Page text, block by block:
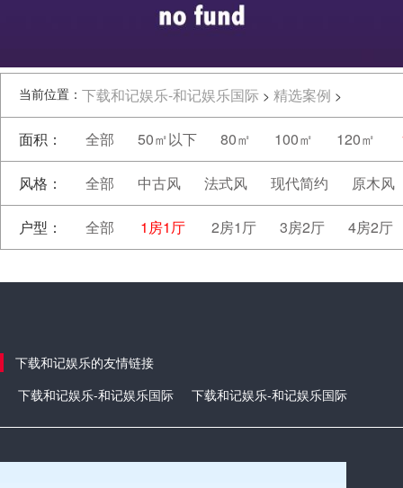
当前位置： 下载和记娱乐-和记娱乐国际 > 精选案例 >
面积： 全部 50㎡以下 80㎡ 100㎡ 120㎡
风格： 全部 中古风 法式风 现代简约 原木风
户型： 全部 1房1厅 2房1厅 3房2厅 4房2厅
下载和记娱乐的友情链接
下载和记娱乐-和记娱乐国际
下载和记娱乐-和记娱乐国际